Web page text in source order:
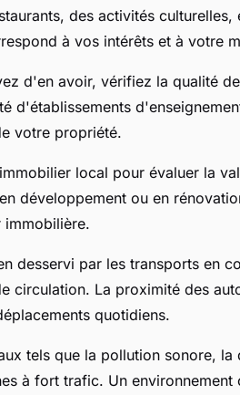
des activités culturelles,
à vos intérêts et à votre
d'en avoir, vérifiez la qualité
d'établissements
votre propriété.
local pour évaluer la
développement ou en
immobilière.
desservi par les transports en
circulation. La proximité des
quotidiens.
tels que la pollution sonore,
à fort trafic. Un environnement